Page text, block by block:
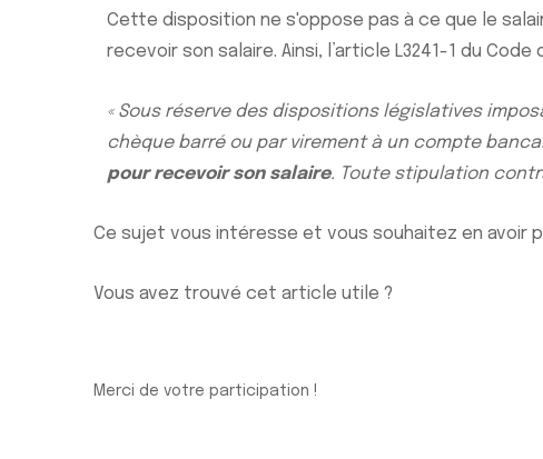
Cette disposition ne s'oppose pas à ce que le
recevoir son salaire. Ainsi, l’article L3241-1 du
« Sous réserve des dispositions législatives
chèque barré ou par virement à un compte
pour recevoir son salaire. Toute stipulation
Ce sujet vous intéresse et vous souhaitez en avoir
Vous avez trouvé cet article utile ?
Merci de votre participation !